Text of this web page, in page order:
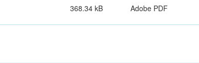
368.34 kB Adobe PDF